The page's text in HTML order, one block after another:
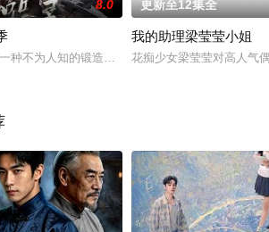
8.0
种不为人知的锻造技术，可以将具备特殊血脉的
更新至12集全
我的助理梁莹莹小姐
花痴少女梁莹莹对高人气